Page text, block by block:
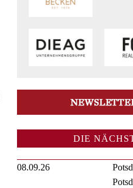
DIE
08.09.26